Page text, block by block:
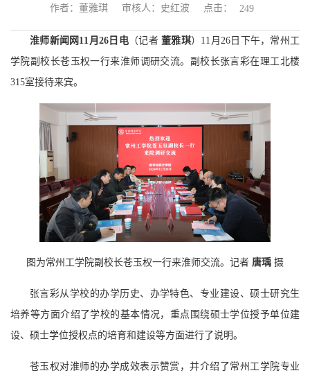
作者：董雅琪
审核人：史红波 点击： 249
淮师新闻网11月26日电（记者董雅琪）11月26日下午，常州工
学院副校长苍玉权一行来淮师调研交流。副校长张言彩在理工北楼
315室接待来宾。
图为常州工学院副校长苍玉权一行来淮师交流。记者 唐瑀 摄
张言彩从学校的办学历史、办学特色、专业建设、硕士研究生
培养等方面介绍了学校的基本情况，重点围绕硕士学位授予单位建
设、硕士学位授权点的培育和建设等方面进行了说明。
苍玉权对淮师的办学成效表示赞赏，并介绍了常州工学院专业